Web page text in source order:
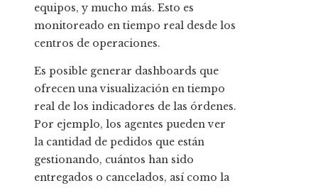
equipos, y mucho más. Esto es
monitoreado en tiempo real desde los
centros de operaciones.
Es posible generar dashboards que
ofrecen una visualización en tiempo
real de los indicadores de las órdenes.
Por ejemplo, los agentes pueden ver
la cantidad de pedidos que están
gestionando, cuántos han sido
entregados o cancelados, así como la